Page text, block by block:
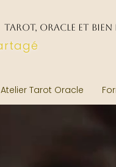
TAROT, ORACLE ET BIEN
Atelier Tarot Oracle